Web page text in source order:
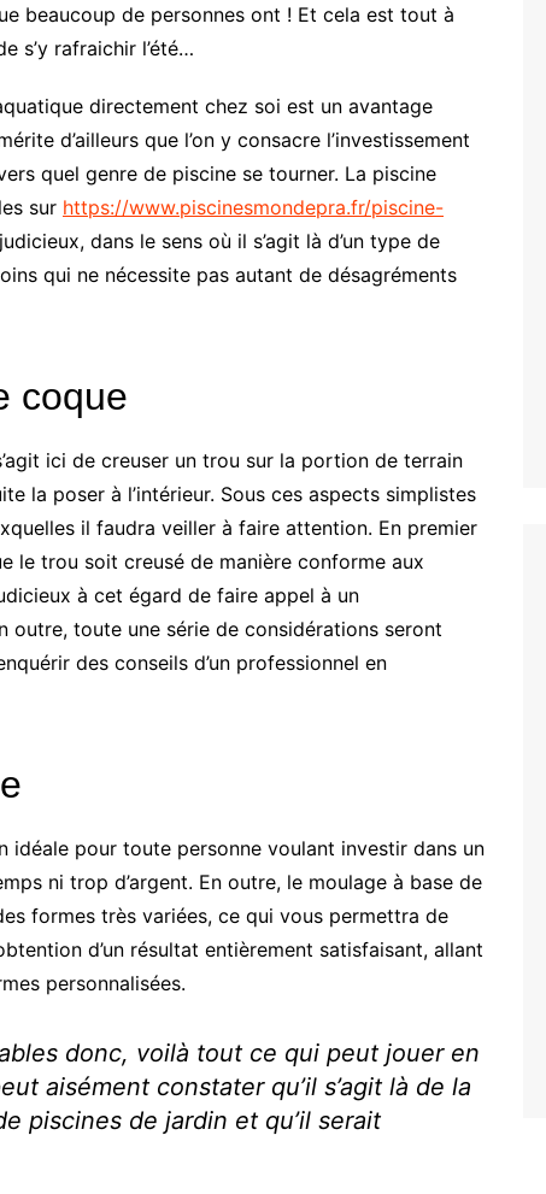
beaucoup de personnes ont ! Et cela est tout à
s’y rafraichir l’été…
directement chez soi est un avantage
d’ailleurs que l’on y consacre l’investissement
quel genre de piscine se tourner. La piscine
sur https://www.piscinesmondepra.fr/piscine-
dans le sens où il s’agit là d’un type de
qui ne nécessite pas autant de désagréments
coque
ici de creuser un trou sur la portion de terrain
la poser à l’intérieur. Sous ces aspects simplistes
il faudra veiller à faire attention. En premier
le trou soit creusé de manière conforme aux
à cet égard de faire appel à un
outre, toute une série de considérations seront
des conseils d’un professionnel en
idéale pour toute personne voulant investir dans un
ni trop d’argent. En outre, le moulage à base de
formes très variées, ce qui vous permettra de
d’un résultat entièrement satisfaisant, allant
personnalisées.
donc, voilà tout ce qui peut jouer en
aisément constater qu’il s’agit là de la
piscines de jardin et qu’il serait